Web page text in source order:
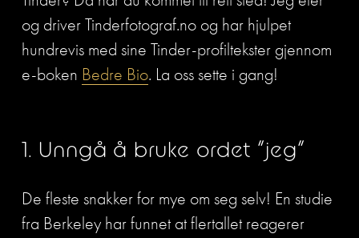
og driver Tinderfotograf.no og har hjulpet
hundrevis med sine Tinder-profiltekster gjennom
e-boken Bedre Bio. La oss sette i gang!
1. Unngå å bruke ordet “jeg”
De fleste snakker for mye om seg selv! En studie
fra Berkeley har funnet at flertallet reagerer